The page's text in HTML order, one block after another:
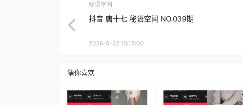
秘语空间
抖音 唐十七 秘语空间 NO.039期
2026-5-22 15:17:00
猜你喜欢